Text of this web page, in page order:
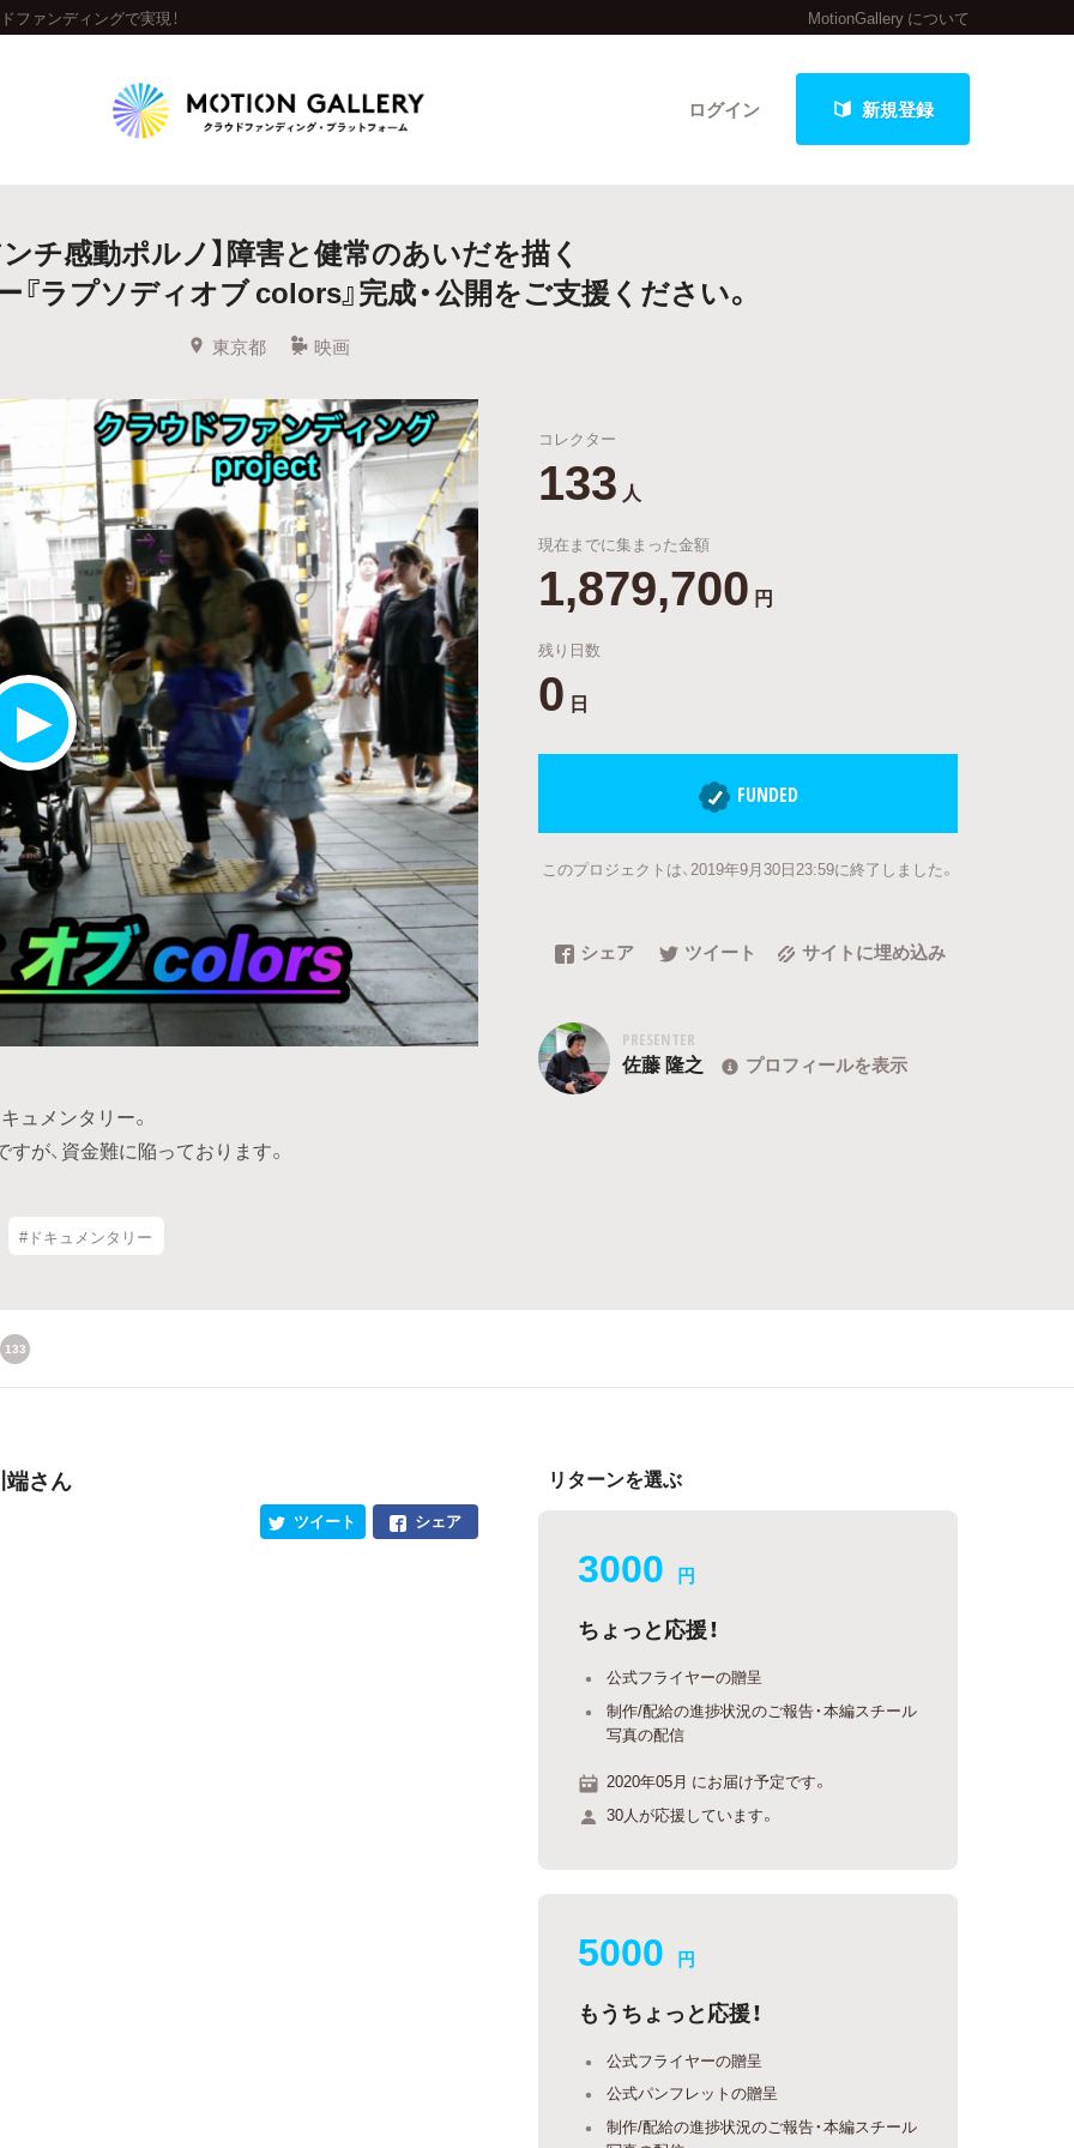
ファンディングで実現！ MotionGallery について
ログイン 新規登録
のプロジェクト 新着プロジェクト 終了間近のプロジェクト
Feature
タグから探す キュレーターから探す 特集から探す
Legendary
最新達成プロジェクト 調達額が大きいプロジェクト
ンチ感動ポルノ】障害と健常のあいだを描く
ラプソディオブ colors』完成・公開をご支援ください。
東京都 映画
ュメンタリー。
が、資金難に陥っております。
#ドキュメンタリー
コレクター
133 人
現在までに集まった金額
1,879,700 円
残り日数
0 日
FUNDED
このプロジェクトは、2019年9月30日23:59に終了しました。
シェア ツイート サイトに埋め込み
PRESENTER
佐藤 隆之 プロフィールを表示
133
端さん
シェア
ツイート
リターンを選ぶ
3000 円
ちょっと応援！
公式フライヤーの贈呈
制作/配給の進捗状況のご報告・本編スチール
写真の配信
2020年05月 にお届け予定です。
30人が応援しています。
5000 円
もうちょっと応援！
公式フライヤーの贈呈
公式パンフレットの贈呈
制作/配給の進捗状況のご報告・本編スチール